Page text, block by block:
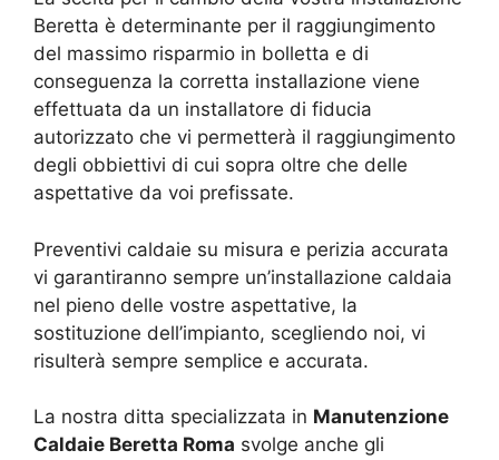
Beretta è determinante per il raggiungimento
del massimo risparmio in bolletta e di
conseguenza la corretta installazione viene
effettuata da un installatore di fiducia
autorizzato che vi permetterà il raggiungimento
degli obbiettivi di cui sopra oltre che delle
aspettative da voi prefissate.
Preventivi caldaie su misura e perizia accurata
vi garantiranno sempre un’installazione caldaia
nel pieno delle vostre aspettative, la
sostituzione dell’impianto, scegliendo noi, vi
risulterà sempre semplice e accurata.
La nostra ditta specializzata in Manutenzione
Caldaie Beretta Roma svolge anche gli